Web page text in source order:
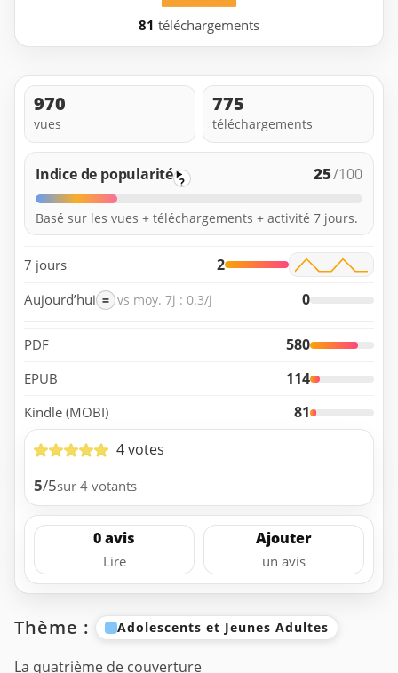
81 téléchargements
970
vues
775
téléchargements
Indice de popularité ? 25/100
Basé sur les vues + téléchargements + activité 7 jours.
7 jours 2
Aujourd’hui = vs moy. 7j : 0.3/j 0
PDF 580
EPUB 114
Kindle (MOBI)
81
4 votes
5/5sur 4 votants
0 avis
Lire
Ajouter
un avis
Thème : Adolescents et Jeunes Adultes
La quatrième de couverture